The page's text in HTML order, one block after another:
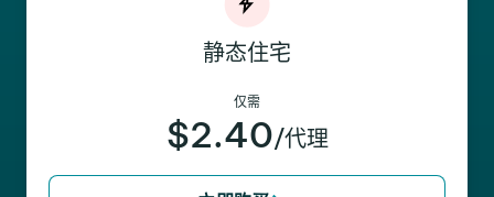
静态住宅
仅需
$2.40/代理